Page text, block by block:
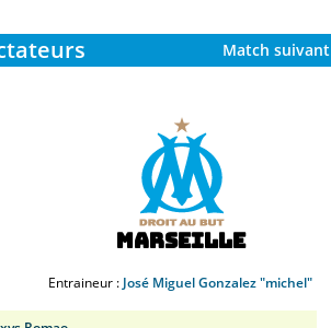
Match suivant
Marseille
Entraineur : José Miguel Gonzalez "michel"